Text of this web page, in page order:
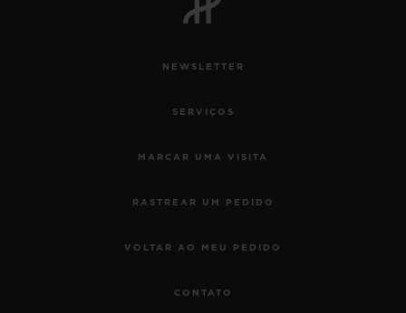
NEWSLETTER
SERVIÇOS
MARCAR UMA VISITA
RASTREAR UM PEDIDO
VOLTAR AO MEU PEDIDO
CONTATO